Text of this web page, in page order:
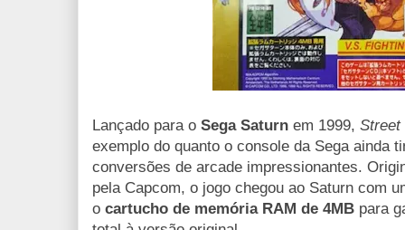
Lançado para o Sega Saturn em 1999, Street
exemplo do quanto o console da Sega ainda
conversões de arcade impressionantes.
pela Capcom, o jogo chegou ao Saturn com
o cartucho de memória RAM de 4MB para